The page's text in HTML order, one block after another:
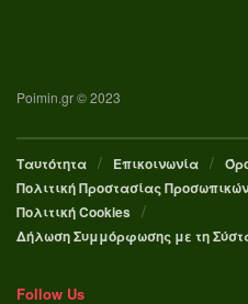
Poimin.gr © 2023
Ταυτότητα Επικοινωνία
Πολιτική Προστασίας
Πολιτική Cookies
Δήλωση Συμμόρφωσης με τη
Follow Us